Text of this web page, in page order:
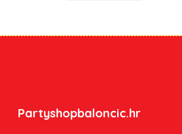
Partyshopbaloncic.hr